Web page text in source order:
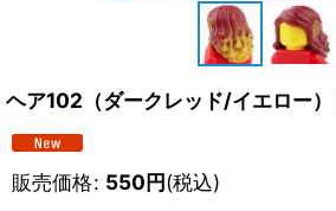
ヘア102（ダークレッド/イエロー）
販売価格: 550円(税込)